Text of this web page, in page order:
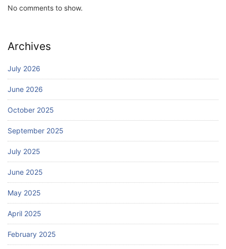
No comments to show.
Archives
July 2026
June 2026
October 2025
September 2025
July 2025
June 2025
May 2025
April 2025
February 2025